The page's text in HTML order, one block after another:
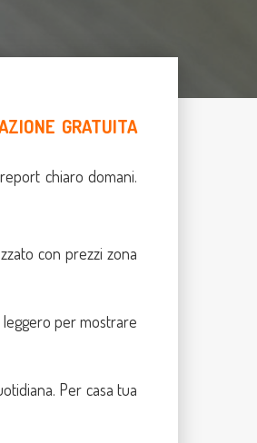
GRATUITA
chiaro domani.
con prezzi zona
leggero per mostrare
Per casa tua